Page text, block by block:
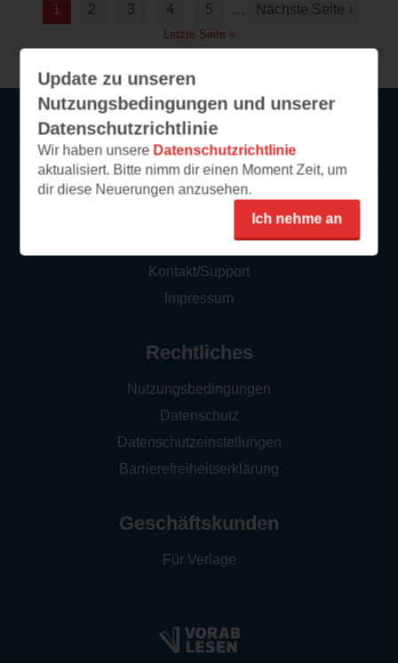
1 2 3 4 5 … Nächste Seite ›
Letzte Seite »
Update zu unseren
Nutzungsbedingungen und unserer
Datenschutzrichtlinie
Wir haben unsere Datenschutzrichtlinie
aktualisiert. Bitte nimm dir einen Moment Zeit, um
dir diese Neuerungen anzusehen.
Ich nehme an
Service
So funktioniert‘s
Newsletter abonnieren
Kontakt/Support
Impressum
Rechtliches
Nutzungsbedingungen
Datenschutz
Datenschutzeinstellungen
Barrierefreiheitserklärung
Geschäftskunden
Für Verlage